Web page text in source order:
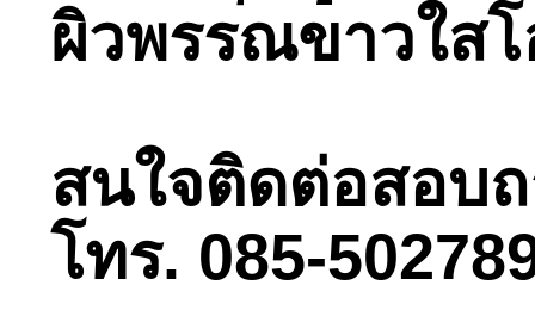
ผิวพรรณขาวใส
สนใจติดต่อสอบ
โทร. 085-